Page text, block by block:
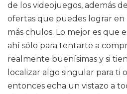
de los videojuegos, además
ofertas que puedes lograr en
más chulos. Lo mejor es que
ahí sólo para tentarte a
realmente buenísimas y si
localizar algo singular para ti
entonces echa un vistazo a